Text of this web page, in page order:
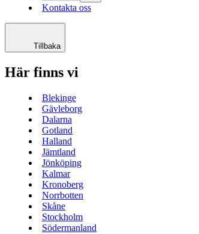
Kontakta oss
Tillbaka
Här finns vi
Blekinge
Gävleborg
Dalarna
Gotland
Halland
Jämtland
Jönköping
Kalmar
Kronoberg
Norrbotten
Skåne
Stockholm
Södermanland